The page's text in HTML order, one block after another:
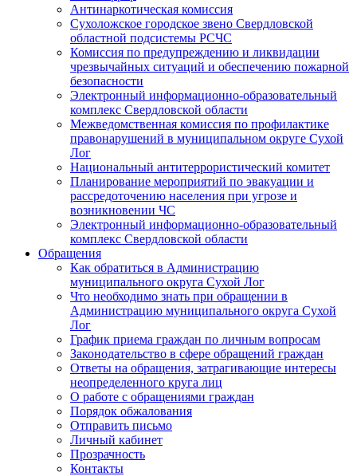
Антинаркотическая комиссия
Сухоложское городское звено Свердловской
областной подсистемы РСЧС
Комиссия по предупреждению и ликвидации
чрезвычайных ситуаций и обеспечению пожарной
безопасности
Электронный информационно-образовательный
комплекс Cвердловской области
Межведомственная комиссия по профилактике
правонарушений в муниципальном округе Сухой
Лог
Национальный антитеррористический комитет
Планирование мероприятий по эвакуации и
рассредоточению населения при угрозе и
возникновении ЧС
Электронный информационно-образовательный
комплекс Свердловской области
Обращения
Как обратиться в Администрацию
муниципального округа Сухой Лог
Что необходимо знать при обращении в
Администрацию муниципального округа Сухой
Лог
График приема граждан по личным вопросам
Законодательство в сфере обращений граждан
Ответы на обращения, затрагивающие интересы
неопределенного круга лиц
О работе с обращениями граждан
Порядок обжалования
Отправить письмо
Личный кабинет
Прозрачность
Контакты